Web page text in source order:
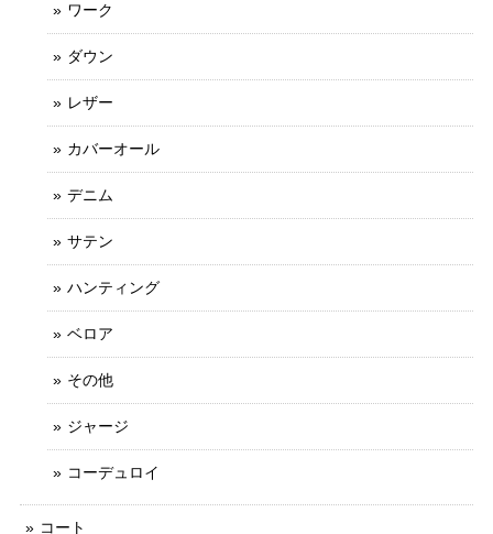
ワーク
ダウン
レザー
カバーオール
デニム
サテン
ハンティング
ベロア
その他
ジャージ
コーデュロイ
コート